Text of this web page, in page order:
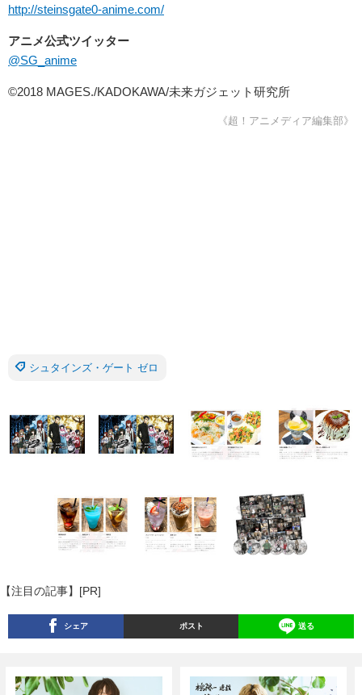
http://steinsgate0-anime.com/
アニメ公式ツイッター
@SG_anime
©2018 MAGES./KADOKAWA/未来ガジェット研究所
《超！アニメディア編集部》
シュタインズ・ゲート ゼロ
【注目の記事】[PR]
シェア ポスト 送る